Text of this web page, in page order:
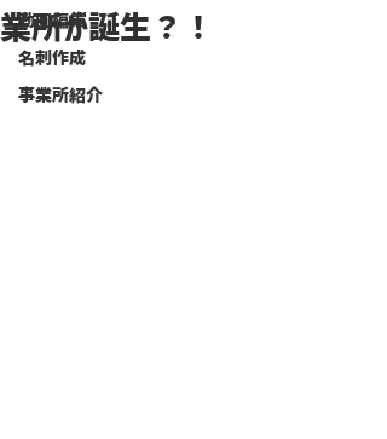
動画編集
名刺作成
事業所紹介
業所が誕生？！